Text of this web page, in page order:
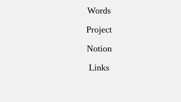
Words
Project
Notion
Links